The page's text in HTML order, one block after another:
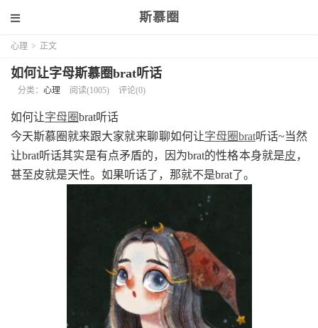
斯慕圈
心理 > 正文
如何让字母斯慕圈brat听话
分类： 心理 阅读(1005) 评论(0)
如何让字母圈brat听话
今天斯慕圈就来跟大家就来聊聊如何让字母圈brat听话~当然
让brat听话其实是有点矛盾的，因为brat的性格本身就是皮，
甚至皮就是天性。如果听话了，那就不是brat了。